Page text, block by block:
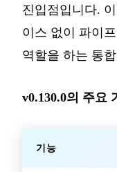
진입점입니다.
이스 없이 파이
역할을 하는 통
v0.130.0의 주요
기능